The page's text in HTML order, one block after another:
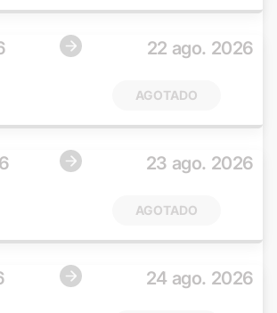
22 ago. 2026
AGOTADO
23 ago. 2026
AGOTADO
24 ago. 2026